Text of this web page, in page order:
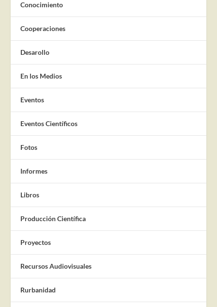
Conocimiento
Cooperaciones
Desarollo
En los Medios
Eventos
Eventos Científicos
Fotos
Informes
Libros
Producción Científica
Proyectos
Recursos Audiovisuales
Rurbanidad